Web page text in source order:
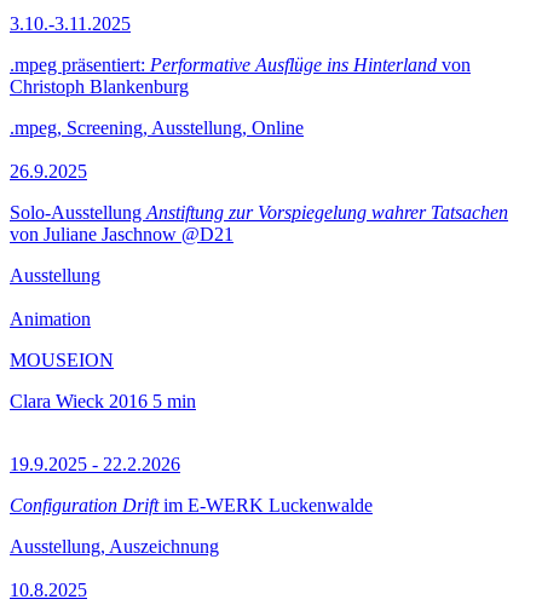
3.10.-3.11.2025
.mpeg präsentiert: Performative Ausflüge ins Hinterland von
Christoph Blankenburg
.mpeg, Screening, Ausstellung, Online
26.9.2025
Solo-Ausstellung Anstiftung zur Vorspiegelung wahrer Tatsachen
von Juliane Jaschnow @D21
Ausstellung
Animation
MOUSEION
Clara Wieck 2016 5 min
19.9.2025 - 22.2.2026
Configuration Driftim E-WERK Luckenwalde
Ausstellung, Auszeichnung
10.8.2025